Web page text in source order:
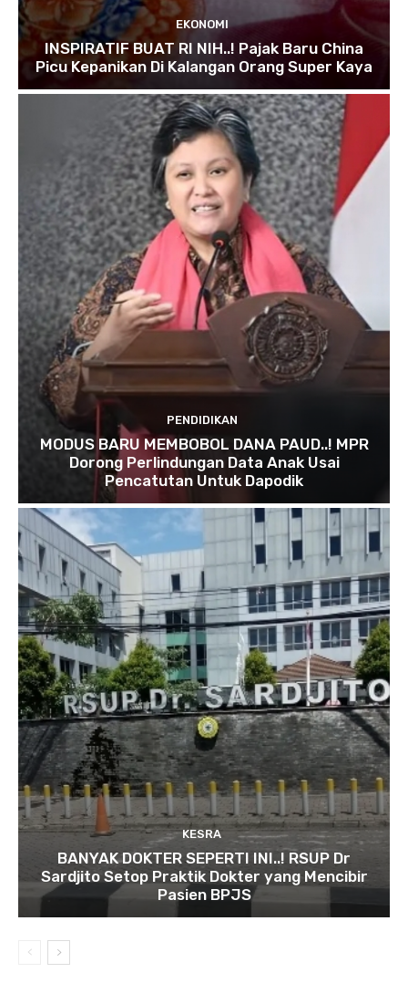
EKONOMI
INSPIRATIF BUAT RI NIH..! Pajak Baru China
Picu Kepanikan Di Kalangan Orang Super Kaya
PENDIDIKAN
MODUS BARU MEMBOBOL DANA PAUD..! MPR
Dorong Perlindungan Data Anak Usai
Pencatutan Untuk Dapodik
KESRA
BANYAK DOKTER SEPERTI INI..! RSUP Dr
Sardjito Setop Praktik Dokter yang Mencibir
Pasien BPJS